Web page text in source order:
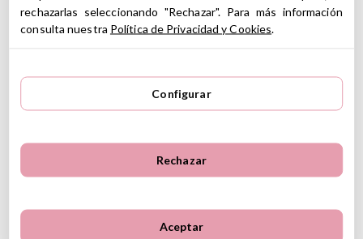
mar
Apagado automático después de 23 minutos
Medidas: 18 x 20 x 24 cm
Ver información GPSR
Información sobre el fabricante y/o importador/distribuidor
dentro de la UE, que garantiza que el producto cumple con
rechazarlas seleccionando "Rechazar". Para más información
consulta nuestra Política de Privacidad y Cookies
Configurar
Rechazar
Aceptar